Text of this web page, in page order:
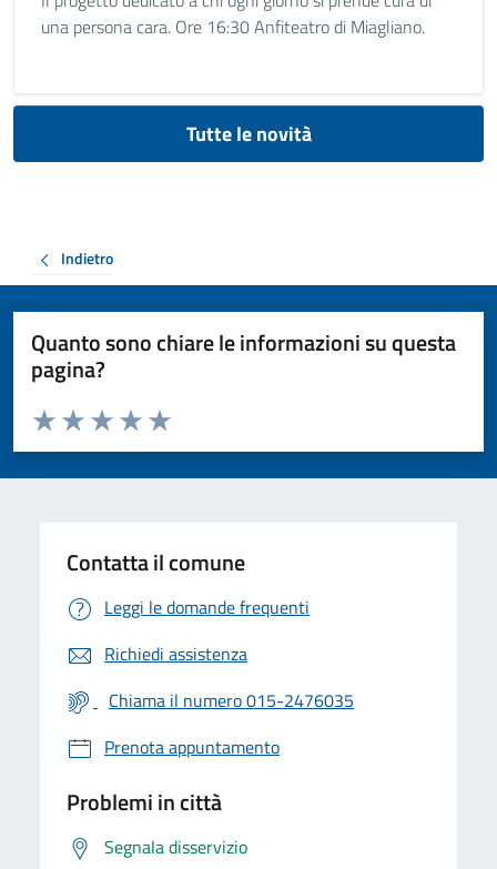
una persona cara. Ore 16:30 Anfiteatro di Miagliano.
Tutte le novità
Indietro
Quanto sono chiare le informazioni su questa
pagina?
Valuta da 1 a 5 stelle la pagina
Valuta 5 stelle su 5
Valuta 4 stelle su 5
Valuta 3 stelle su 5
Valuta 2 stelle su 5
Valuta 1 stelle su 5
Contatta il comune
Leggi le domande frequenti
Richiedi assistenza
Chiama il numero 015-2476035
Prenota appuntamento
Problemi in città
Segnala disservizio